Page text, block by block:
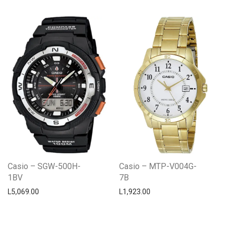
Casio – SGW-500H-
1BV
L5,069.00
Casio – MTP-V004G-
7B
L1,923.00